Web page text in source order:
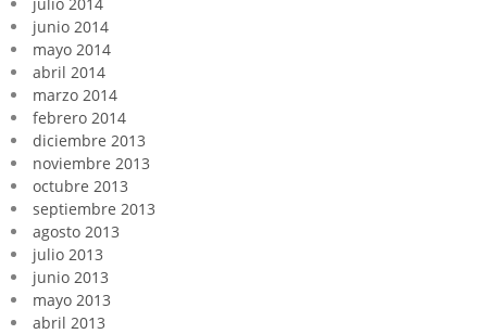
junio 2014
mayo 2014
abril 2014
marzo 2014
febrero 2014
diciembre 2013
noviembre 2013
octubre 2013
septiembre 2013
agosto 2013
julio 2013
junio 2013
mayo 2013
abril 2013